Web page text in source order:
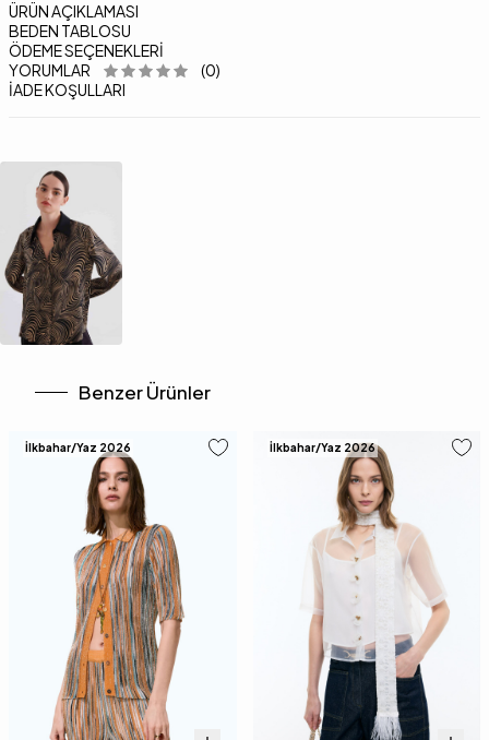
ÜRÜN AÇIKLAMASI
BEDEN TABLOSU
ÖDEME SEÇENEKLERI
YORUMLAR
(0)
İADE KOŞULLARI
Benzer Ürünler
İlkbahar/Yaz 2026 İlkbahar/Yaz 2026